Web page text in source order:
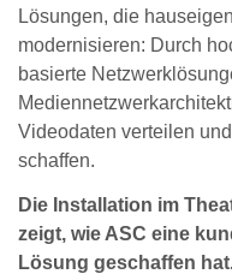
Lösungen, die
modernisieren: Durch
basierte
Videodaten verteilen
schaffen.
Die Installation im
zeigt, wie ASC eine
Lösung geschaffen